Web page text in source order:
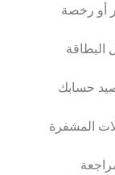
أو رخصة
البطاقة
حسابك
المشفرة